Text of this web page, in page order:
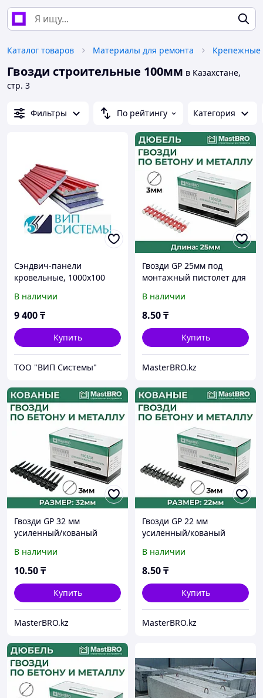
Каталог товаров Материалы для ремонта Крепежные
Гвозди строительные 100мм в Казахстане,
стр. 3
Фильтры По рейтингу Категория
Сэндвич-панели
кровельные, 1000х100
В наличии
9 400₸
Купить
ТОО "ВИП Системы"
Гвозди GP 25мм под
монтажный пистолет для
В наличии
8.50₸
Купить
MasterBRO.kz
Гвозди GP 32 мм
усиленный/кованый
В наличии
10.50₸
Купить
MasterBRO.kz
Гвозди GP 22 мм
усиленный/кованый
В наличии
8.50₸
Купить
MasterBRO.kz